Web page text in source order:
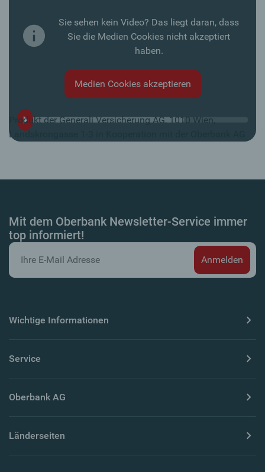
Produkt der Generali Versicherung AG, 1010 Wien,
Landskrongasse 1-3 in Kooperation mit der Oberbank AG
Sie sehen kein Video? Das liegt daran, dass
Sie die Medien Cookies nicht akzeptiert
haben.
Medien Cookies akzeptieren
Mit dem Oberbank Newsletter-Service immer
top informiert!
Wichtige Informationen
Service
Oberbank AG
Länderseiten